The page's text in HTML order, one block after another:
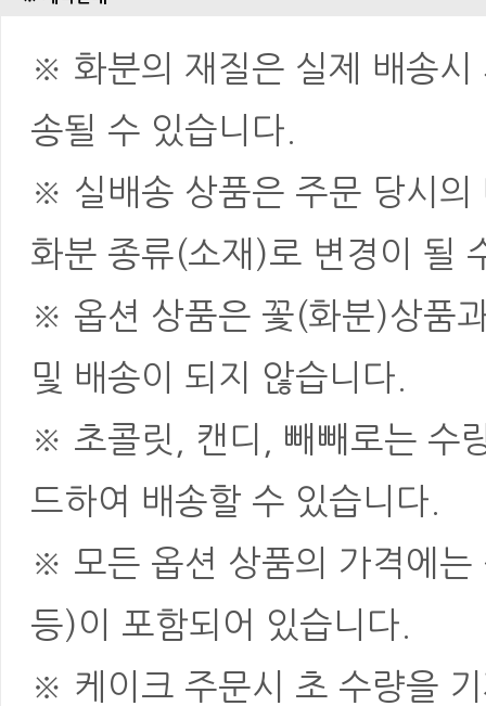
※ 화분의 재질은 실제 배송시
송될 수 있습니다.
※ 실배송 상품은 주문 당시의
화분 종류(소재)로 변경이 될
※ 옵션 상품은 꽃(화분)상품
및 배송이 되지 않습니다.
※ 초콜릿, 캔디, 빼빼로는 수
드하여 배송할 수 있습니다.
※ 모든 옵션 상품의 가격에는
등)이 포함되어 있습니다.
※ 케이크 주문시 초 수량을